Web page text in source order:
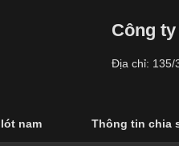
Công
Địa chỉ: 135/
nam Thông tin chia